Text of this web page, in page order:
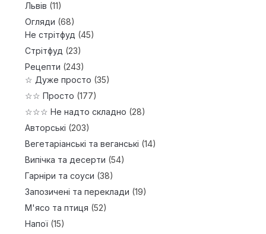
Львів (11)
Огляди (68)
Не стрітфуд (45)
Стрітфуд (23)
Рецепти (243)
☆ Дуже просто (35)
☆☆ Просто (177)
☆☆☆ Не надто складно (28)
Авторські (203)
Вегетаріанські та веганські (14)
Випічка та десерти (54)
Гарніри та соуси (38)
Запозичені та переклади (19)
М'ясо та птиця (52)
Напої(15)